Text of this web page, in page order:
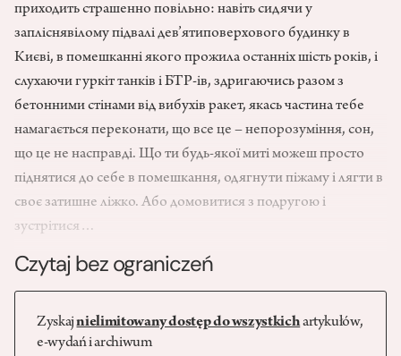
приходить страшенно повільно: навіть сидячи у
запліснявілому підвалі дев’ятиповерхового будинку в
Києві, в помешканні якого прожила останніх шість років, і
слухаючи гуркіт танків і БТР-ів, здригаючись разом з
бетонними стінами від вибухів ракет, якась частина тебе
намагається переконати, що все це – непорозуміння, сон,
що це не насправді. Що ти будь-якої миті можеш просто
піднятися до себе в помешкання, одягнути піжаму і лягти в
своє затишне ліжко. Або домовитися з подругою і
зустрітися…
Czytaj bez ograniczeń
Zyskajnielimitowany dostęp do wszystkichartykułów,
e-wydań i archiwum